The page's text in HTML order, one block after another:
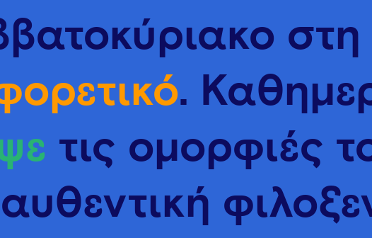
.
τις ομορφιές